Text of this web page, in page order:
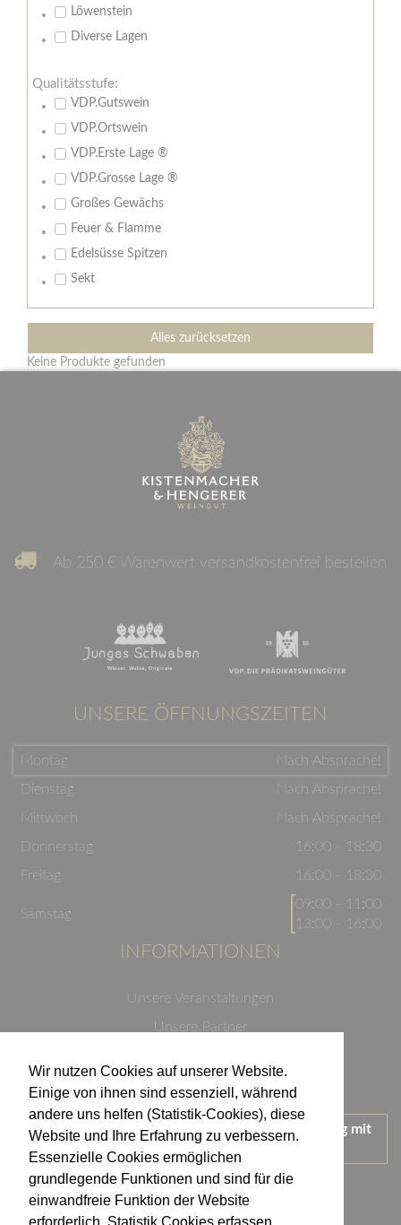
Wir nutzen Cookies auf unserer Website.
Einige von ihnen sind essenziell, während
andere uns helfen (Statistik-Cookies), diese
Website und Ihre Erfahrung zu verbessern.
Essenzielle Cookies ermöglichen
grundlegende Funktionen und sind für die
einwandfreie Funktion der Website
Löwenstein
Diverse Lagen
Qualitätsstufe:
VDP.Gutswein
VDP.Ortswein
VDP.Erste Lage ®
VDP.Grosse Lage ®
Großes Gewächs
Feuer & Flamme
Edelsüsse Spitzen
Sekt
Alles zurücksetzen
Keine Produkte gefunden
Ab 250 € Warenwert versandkostenfrei bestellen
UNSERE ÖFFNUNGSZEITEN
Montag
Nach Absprache!
Dienstag
Nach Absprache!
Mittwoch
Nach Absprache!
Donnerstag
16:00 - 18:30
Freitag
16:00 - 18:30
Samstag
09:00 - 11:00
13:00 - 16:00
INFORMATIONEN
Unsere Veranstaltungen
Unsere Partner
Impressum
Wir treten für einen verantwortungsvollen Umgang mit
Alkohol ein.
KONTAKT